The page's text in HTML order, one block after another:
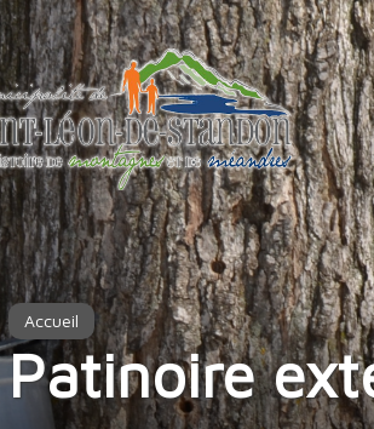
Accueil
Patinoire